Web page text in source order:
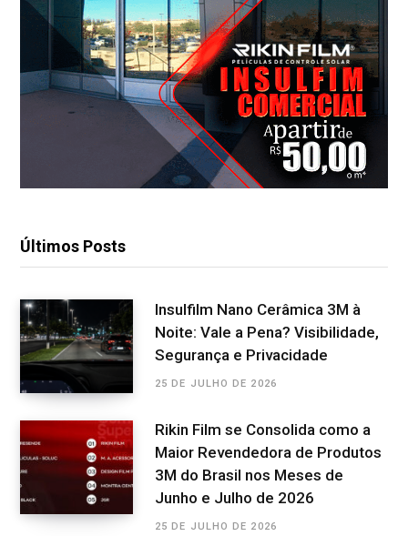
Últimos Posts
Insulfilm Nano Cerâmica 3M à
Noite: Vale a Pena? Visibilidade,
Segurança e Privacidade
25 DE JULHO DE 2026
Rikin Film se Consolida como a
Maior Revendedora de Produtos
3M do Brasil nos Meses de
Junho e Julho de 2026
25 DE JULHO DE 2026